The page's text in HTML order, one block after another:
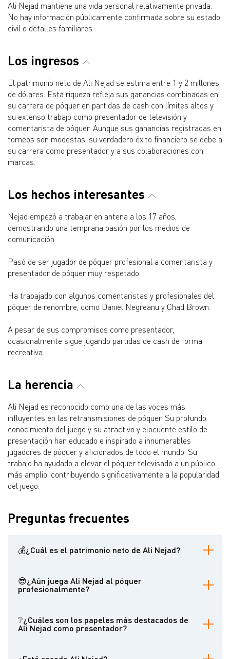
Ali Nejad mantiene una vida personal relativamente privada.
No hay información públicamente confirmada sobre su estado
civil o detalles familiares.
Los ingresos
El patrimonio neto de Ali Nejad se estima entre 1 y 2 millones
de dólares. Esta riqueza refleja sus ganancias combinadas en
su carrera de póquer en partidas de cash con límites altos y
su extenso trabajo como presentador de televisión y
comentarista de póquer. Aunque sus ganancias registradas en
torneos son modestas, su verdadero éxito financiero se debe a
su carrera como presentador y a sus colaboraciones con
marcas.
Los hechos interesantes
Nejad empezó a trabajar en antena a los 17 años,
demostrando una temprana pasión por los medios de
comunicación.
Pasó de ser jugador de póquer profesional a comentarista y
presentador de póquer muy respetado.
Ha trabajado con algunos comentaristas y profesionales del
póquer de renombre, como Daniel Negreanu y Chad Brown.
A pesar de sus compromisos como presentador,
ocasionalmente sigue jugando partidas de cash de forma
recreativa.
La herencia
Ali Nejad es reconocido como una de las voces más
influyentes en las retransmisiones de póquer. Su profundo
conocimiento del juego y su atractivo y elocuente estilo de
presentación han educado e inspirado a innumerables
jugadores de póquer y aficionados de todo el mundo. Su
trabajo ha ayudado a elevar el póquer televisado a un público
más amplio, contribuyendo significativamente a la popularidad
del juego.
Preguntas frecuentes
💰¿Cuál es el patrimonio neto de Ali Nejad?
dólares, acumulados gracias a su carrera como jugador de
póquer de límite alto y destacado presentador de televisión y
comentarista en la industria del póquer.
😎¿Aún juega Ali Nejad al póquer
profesionalmente?
década de 2000, Nejad ha dejado de jugar al póquer
profesionalmente. Entre 2005 y 2010, sólo participó en unos pocos
torneos, pero sigue disfrutando de las partidas de cash de forma
❔¿Cuáles son los papeles más destacados de
Ali Nejad como presentador?
póquer como Poker After Dark, National Heads-Up Poker